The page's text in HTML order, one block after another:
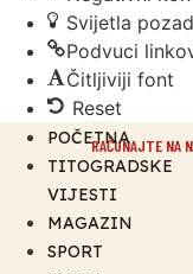
Svijetla
Podvuci
Čitljiviji font
Reset
POČETNA
TITOGRADSKE
VIJESTI
MAGAZIN
SPORT
RAČUNAJTE NA